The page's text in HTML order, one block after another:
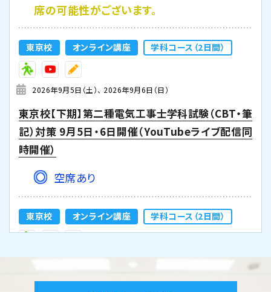
席の可能性がございます。
東京校 オンライン講座 学科コース（2日間）
2026年9月5日（土） 2026年9月6日（日）
東京校【下期】第二種電気工事士学科試験（CBT・筆
記）対策 9月5日・6日開催（YouTubeライブ配信同
時開催）
空席あり
東京校 オンライン講座 学科コース（2日間）
2026年9月20日（日）
東京校【下期】第二種電気工事士学科試験（CBT・筆